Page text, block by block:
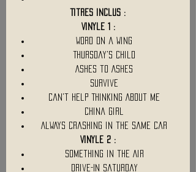
Titres inclus :
Vinyle 1 :
Word On a Wing
Thursday's Child
Ashes to Ashes
Survive
Can't Help Thinking About Me
China Girl
Always Crashing in the Same Car
Vinyle 2 :
Something in the Air
Drive-In Saturday